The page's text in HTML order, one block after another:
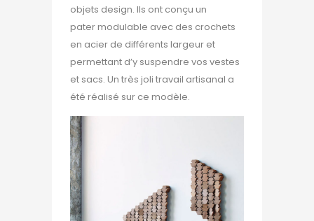
objets design. Ils ont conçu un
pater modulable avec des crochets
en acier de différents largeur et
permettant d’y suspendre vos vestes
et sacs. Un très joli travail artisanal a
été réalisé sur ce modèle.